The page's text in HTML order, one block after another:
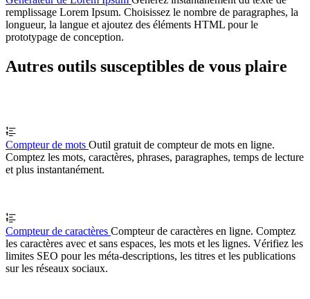
remplissage Lorem Ipsum. Choisissez le nombre de paragraphes, la
longueur, la langue et ajoutez des éléments HTML pour le
prototypage de conception.
Autres outils susceptibles de vous plaire
Compteur de mots Outil gratuit de compteur de mots en ligne.
Comptez les mots, caractères, phrases, paragraphes, temps de lecture
et plus instantanément.
Compteur de caractères Compteur de caractères en ligne. Comptez
les caractères avec et sans espaces, les mots et les lignes. Vérifiez les
limites SEO pour les méta-descriptions, les titres et les publications
sur les réseaux sociaux.